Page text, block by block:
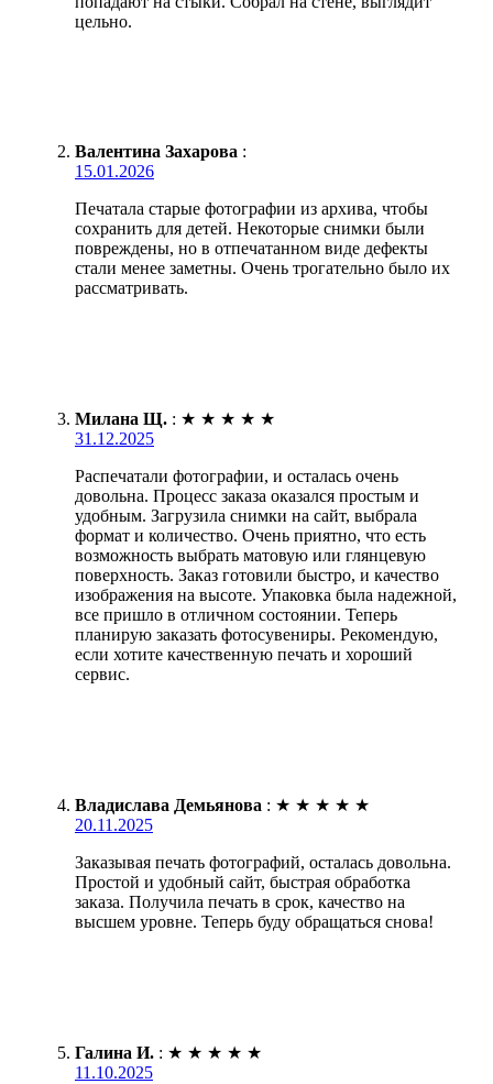
цельно.
Валентина Захарова :
15.01.2026
Печатала старые фотографии из архива, чтобы
сохранить для детей. Некоторые снимки были
повреждены, но в отпечатанном виде дефекты
стали менее заметны. Очень трогательно было их
рассматривать.
Милана Щ. : ★ ★ ★ ★ ★
31.12.2025
Распечатали фотографии, и осталась очень
довольна. Процесс заказа оказался простым и
удобным. Загрузила снимки на сайт, выбрала
формат и количество. Очень приятно, что есть
возможность выбрать матовую или глянцевую
поверхность. Заказ готовили быстро, и качество
изображения на высоте. Упаковка была надежной,
все пришло в отличном состоянии. Теперь
планирую заказать фотосувениры. Рекомендую,
если хотите качественную печать и хороший
сервис.
Владислава Демьянова : ★ ★ ★ ★ ★
20.11.2025
Заказывая печать фотографий, осталась довольна.
Простой и удобный сайт, быстрая обработка
заказа. Получила печать в срок, качество на
высшем уровне. Теперь буду обращаться снова!
Галина И. : ★ ★ ★ ★ ★
11.10.2025